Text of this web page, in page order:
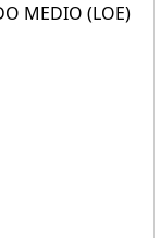
MEDIO (LOE)